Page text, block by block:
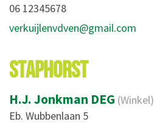
06 12345678
verkuijlenvdven@gmail.com
STAPHORST
H.J. Jonkman DEG (Winkel)
Eb. Wubbenlaan 5